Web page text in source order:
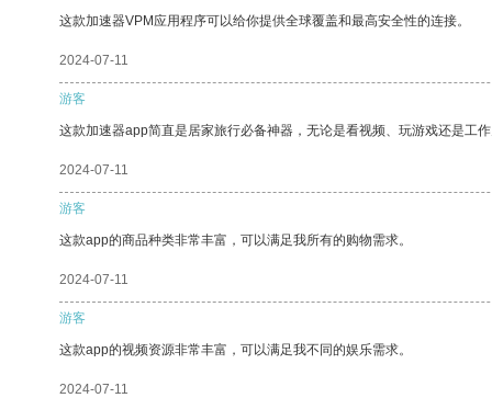
这款加速器VPM应用程序可以给你提供全球覆盖和最高安全性的连接。
2024-07-11
游客
这款加速器app简直是居家旅行必备神器，无论是看视频、玩游戏还是工
2024-07-11
游客
这款app的商品种类非常丰富，可以满足我所有的购物需求。
2024-07-11
游客
这款app的视频资源非常丰富，可以满足我不同的娱乐需求。
2024-07-11